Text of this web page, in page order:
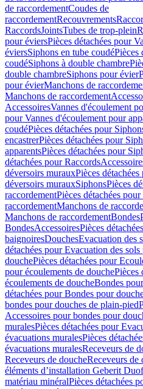
de raccordementCoudes de
raccordementRecouvrements
RaccordsJointsTubes de trop-plein
pour éviersPièces détachées pour
éviersSiphons en tube coudéPièces
coudéSiphons à double chambre
double chambreSiphons pour évier
pour évierManchons de
Manchons de raccordement
AccessoiresVannes d'écoulement
pour Vannes d'écoulement pour
coudéPièces détachées pour
encastrerPièces détachées pour
apparentsPièces détachées pour
détachées pour Raccords
déversoirs murauxPièces
déversoirs murauxSiphonsPièces
raccordementPièces détachées
raccordementManchons de
Manchons de raccordementBondes
BondesAccessoiresPièces
baignoiresDouchesEvacuation des
détachées pour Evacuation des
douchePièces détachées pour
pour écoulements de douchePièces
écoulements de doucheBondes
détachées pour Bondes pour
bondes pour douches de plain-pied
Accessoires pour bondes pour
muralesPièces détachées pour
évacuations muralesPièces
évacuations muralesReceveurs de
Receveurs de doucheReceveurs de
éléments d’installation Geberit
matériau minéralPièces détachées